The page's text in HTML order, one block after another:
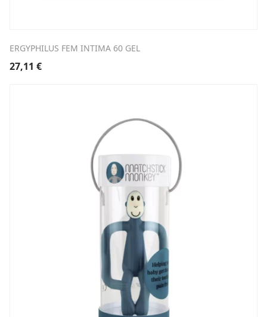
ERGYPHILUS FEM INTIMA 60 GEL
27,11 €